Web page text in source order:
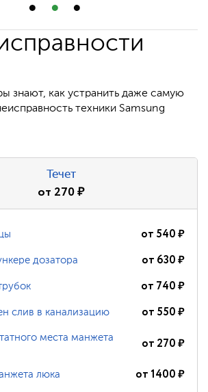
знают, как устранить даже самую
техники Samsung
Течет
от 270₽
от 540₽
дозатора от 630₽
от 740₽
слив в канализацию от 550₽
места манжета
от 270₽
люка от1400₽